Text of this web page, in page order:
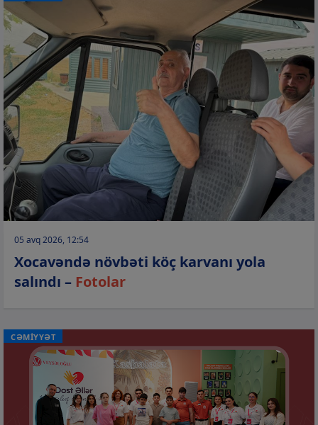
05 avq 2026, 12:54
Xocavəndə növbəti köç karvanı yola
salındı – Fotolar
CƏMİYYƏT